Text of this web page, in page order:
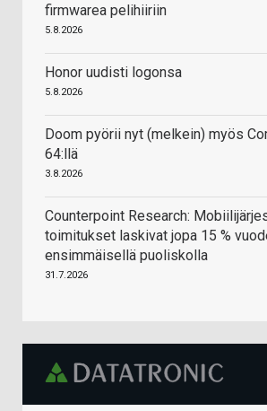
firmwarea pelihiiriin
5.8.2026
Honor uudisti logonsa
5.8.2026
Doom pyörii nyt (melkein) myös
64:llä
3.8.2026
Counterpoint Research:
toimitukset laskivat jopa 15 %
ensimmäisellä puoliskolla
31.7.2026